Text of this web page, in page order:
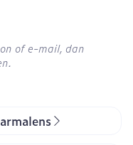
of e-mail, dan